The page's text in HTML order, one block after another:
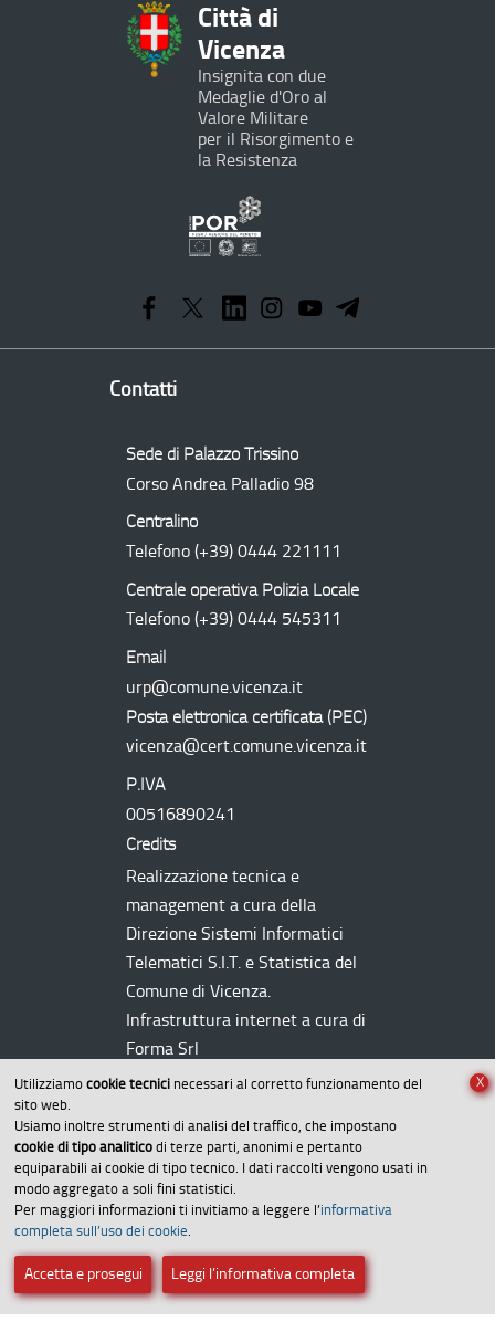
Utilizziamo cookie tecnici necessari al corretto funzionamento del
sito web.
Usiamo inoltre strumenti di analisi del traffico, che impostano
cookie di tipo analitico di terze parti, anonimi e pertanto
equiparabili ai cookie di tipo tecnico. I dati raccolti vengono usati in
modo aggregato a soli fini statistici.
Per maggiori informazioni ti invitiamo a leggere l’informativa
completa sull’uso dei cookie
Accetta e prosegui Leggi l’informativa completa
X
Città di
Vicenza
Insignita con due
Medaglie d'Oro al
Valore Militare
per il Risorgimento e
la Resistenza
Operativo
Regionale
Contatti
Sede di Palazzo Trissino
Corso Andrea Palladio 98
Centralino
Telefono (+39) 0444 221111
Centrale operativa Polizia Locale
Telefono (+39) 0444 545311
Email
urp@comune.vicenza.it
Posta elettronica certificata (PEC)
vicenza@cert.comune.vicenza.it
P.IVA
00516890241
Credits
Realizzazione tecnica e
management a cura della
Direzione Sistemi Informatici
Telematici S.I.T. e Statistica del
Comune di Vicenza.
Infrastruttura internet a cura di
Forma Srl
Amministrazione trasparente
Dichiarazione di accessibilità